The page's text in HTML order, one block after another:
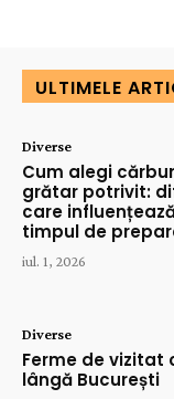
ULTIMELE
Diverse
Cum alegi
grătar potrivit:
care
timpul de
iul. 1, 2026
Diverse
Ferme de vizitat
lângă București